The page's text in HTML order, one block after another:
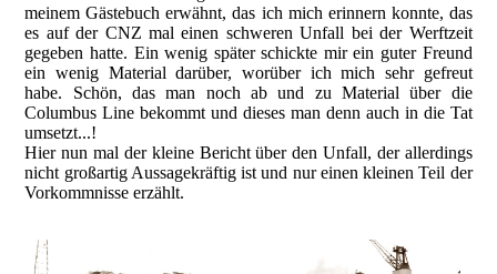
meinem Gästebuch erwähnt, das ich mich erinnern konnte, das
es auf der CNZ mal einen schweren Unfall bei der Werftzeit
gegeben hatte. Ein wenig später schickte mir ein guter Freund
ein wenig Material darüber, worüber ich mich sehr gefreut
habe. Schön, das man noch ab und zu Material über die
Columbus Line bekommt und dieses man denn auch in die Tat
umsetzt...!
Hier nun mal der kleine Bericht über den Unfall, der allerdings
nicht großartig Aussagekräftig ist und nur einen kleinen Teil der
Vorkommnisse erzählt.